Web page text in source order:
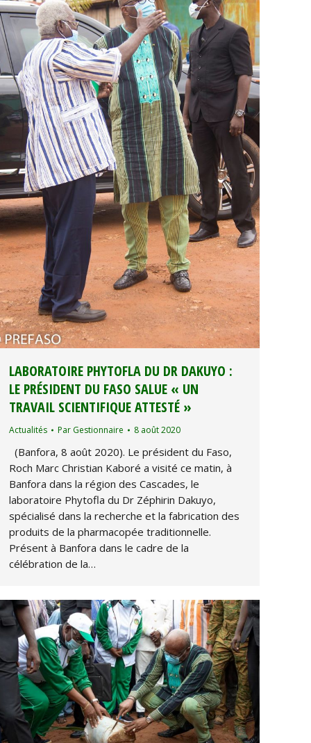
LABORATOIRE PHYTOFLA DU DR DAKUYO :
LE PRÉSIDENT DU FASO SALUE « UN
TRAVAIL SCIENTIFIQUE ATTESTÉ »
Actualités Par Gestionnaire 8 août 2020
(Banfora, 8 août 2020). Le président du Faso,
Roch Marc Christian Kaboré a visité ce matin, à
Banfora dans la région des Cascades, le
laboratoire Phytofla du Dr Zéphirin Dakuyo,
spécialisé dans la recherche et la fabrication des
produits de la pharmacopée traditionnelle.
Présent à Banfora dans le cadre de la
célébration de la…